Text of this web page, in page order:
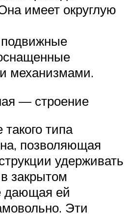
имеет округлую
механизмами.
— строение
типа
позволяющая
удерживать
закрытом
дающая ей
Эти